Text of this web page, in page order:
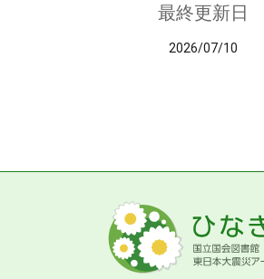
最終更新日
2026/07/10